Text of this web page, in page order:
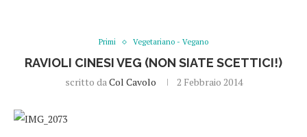
Primi Vegetariano - Vegano
RAVIOLI CINESI VEG (NON SIATE SCETTICI!)
scritto daCol Cavolo 2 Febbraio 2014